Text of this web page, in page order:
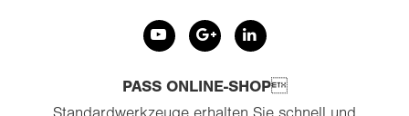
PASS ONLINE-SHOP
Standardwerkzeuge erhalten Sie schnell und